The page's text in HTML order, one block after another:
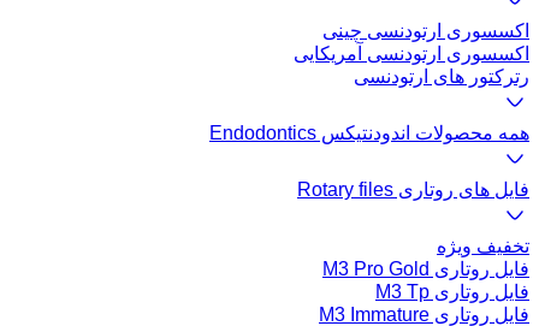
اکسسوری ارتودنسی چینی
اکسسوری ارتودنسی آمریکایی
رترکتور های ارتودنسی
همه محصولات اندودنتیکس Endodontics
فایل های روتاری Rotary files
تخفیف ویژه
فایل روتاری M3 Pro Gold
فایل روتاری M3 Tp
فایل روتاری M3 Immature